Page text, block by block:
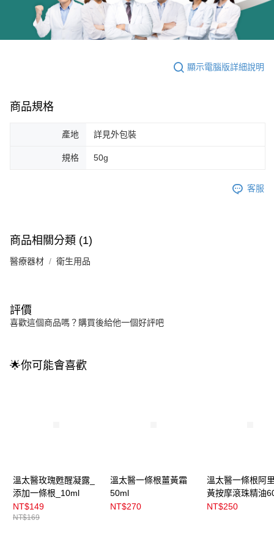
顯示電腦版詳細說明
商品規格
產地 詳見外包裝
規格 50g
客服
商品相關分類 (1)
醫療器材 衛生用品
評價
喜歡這個商品嗎？購買後給他一個好評吧
🌟你可能會喜歡
溫太醫玫瑰甦醒凝露_
添加一條根_10ml
NT$149
NT$169
溫太醫一條根薑黃霜
50ml
NT$270
溫太醫一條根阿
黃按摩滾珠精油
NT$250